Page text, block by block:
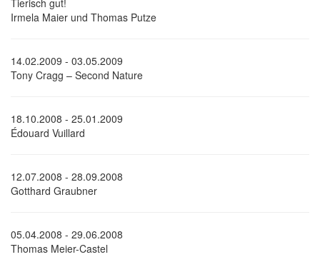
Tierisch gut!
Irmela Maier und Thomas Putze
14.02.2009 - 03.05.2009
Tony Cragg – Second Nature
18.10.2008 - 25.01.2009
Édouard Vuillard
12.07.2008 - 28.09.2008
Gotthard Graubner
05.04.2008 - 29.06.2008
Thomas Meier-Castel